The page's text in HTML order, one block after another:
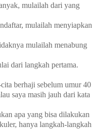
mulailah dari yang
mulailah menyiapkan
mulailah menabung
dari langkah pertama.
berhaji sebelum umur 40
saya masih jauh dari kata
apa yang bisa dilakukan
hanya langkah-langkah